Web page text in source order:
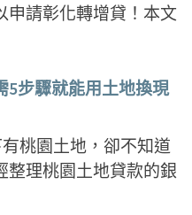
申請彰化轉增貸！本文
5步驟就能用土地換現
有桃園土地，卻不知道
整理桃園土地貸款的銀